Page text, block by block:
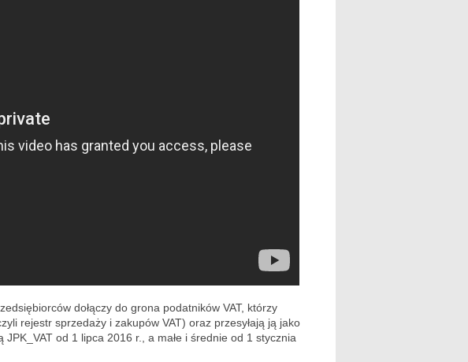
dołączy do grona podatników VAT, którzy
rejestr sprzedaży i zakupów VAT) oraz przesyłają ją jako
JPK_VAT od 1 lipca 2016 r., a małe i średnie od 1 stycznia